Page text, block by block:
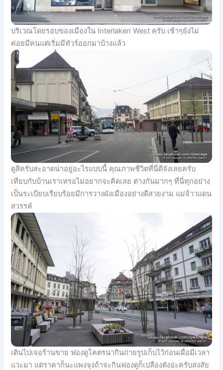
บริเวณโดยรอบของเมืองใน Interlaken West ครับ เช้าๆยังไม่
ค่อยมีคนแต่เริ่มมีทัวร์ออกมาบ้างแล้ว
ดูสิครับสะอาดน่าอยู่อะไรแบบนี้ คุณภาพชีวิตที่นี่ดีจังเลยครับ
เทียบกับบ้านเราเหรอไม่อยากจะคิดเลย ต่างกันมากๆ ที่นี่ทุกอย่าง
เป็นระเบียบเรียบร้อยมีการวางผังเมืองอย่างดีสวยงาม แม่จ้าวแดน
สวรรค์
เดินไปเจอร้านขาย ฟองดูโคตรน่ากินถ่ายรูปเก็บไว้ก่อนเผื่อมีเวลา
แวะมา แต่ราคาก็นะแพงจุงถ้าจะกินฟองดูก็เปลืองตังอ่ะครับสงสัย